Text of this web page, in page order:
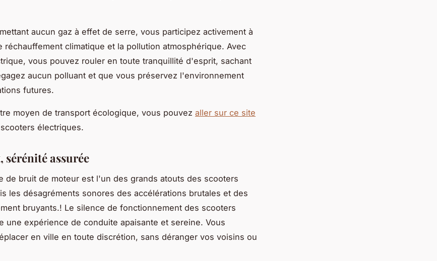
aucun gaz à effet de serre, vous participez activement à
réchauffement climatique et la pollution atmosphérique. Avec
vous pouvez rouler en toute tranquillité d'esprit, sachant
aucun polluant et que vous préservez l'environnement
futures.
moyen de transport écologique, vous pouvez aller sur ce site
électriques.
sérénité assurée
de bruit de moteur est l'un des grands atouts des scooters
les désagréments sonores des accélérations brutales et des
bruyants.! Le silence de fonctionnement des scooters
une expérience de conduite apaisante et sereine. Vous
en ville en toute discrétion, sans déranger vos voisins ou